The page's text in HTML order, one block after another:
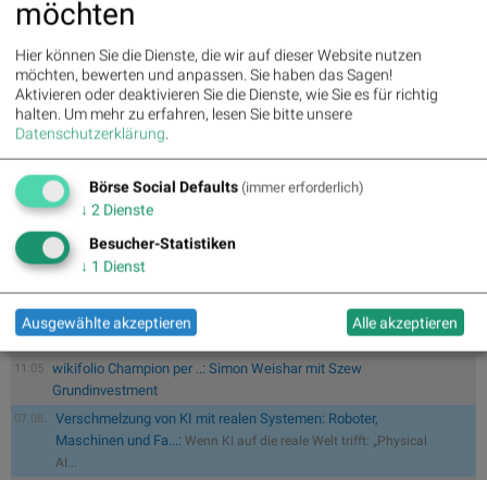
Marktinfrastrukturanbieter sorgt die Deutsche Börse Group
Kapitalmärkte. Mit ihren Produkten, Dienstleistungen und
Technologien schafft sie Sicherheit und Effizienz für eine
zukunftsfähige Wirtschaft.
>> Besuchen Sie 55 weitere Partner aufboerse-
social.com/partner
11:33
Wiener Börse zu Mittag schwächer: Bajaj Mobility, FACC und
Agrana g...
11:05
Fear of missing out bei wikifolio 07.08.26: Alphabet-A, Dell
Techno...
11:05
wikifolio Champion per ..: Simon Weishar mit Szew
Grundinvestment
07.08.
Verschmelzung von KI mit realen Systemen: Roboter,
Maschinen und Fa...: Wenn KI auf die reale Welt trifft: „Physical
AI...
möchten
Hier können Sie die Dienste, die wir auf dieser Website nutzen
möchten, bewerten und anpassen. Sie haben das Sagen!
Aktivieren oder deaktivieren Sie die Dienste, wie Sie es für richtig
halten. Um mehr zu erfahren, lesen Sie bitte unsere
Datenschutzerklärung.
Börse Social Defaults (immer erforderlich)
↓ 2 Dienste
Besucher-Statistiken
↓ 1 Dienst
Ausgewählte akzeptieren Alle akzeptieren